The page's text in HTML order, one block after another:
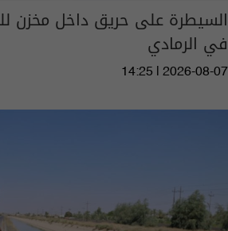
السيطرة على حريق داخل مخزن
في الرمادي
14:25 | 2026-08-07